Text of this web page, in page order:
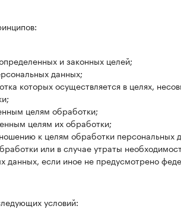
и законных целей;
данных;
которых осуществляется в целях,
целям обработки;
целям их обработки;
к целям обработки персональных
или в случае утраты
если иное не предусмотрено
условий: